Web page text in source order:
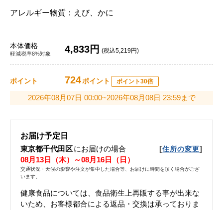
アレルギー物質：えび、かに
本体価格
軽減税率8%対象 4,833円 (税込5,219円)
ポイント 724ポイント ポイント30倍
2026年08月07日 00:00~2026年08月08日 23:59まで
お届け予定日
東京都千代田区にお届けの場合 [住所の変更]
08月13日（木）～08月16日（日）
交通状況・天候の影響や注文が集中した場合等、お届けに時間を頂く場合がござ
います。
健康食品については、食品衛生上再販する事が出来な
いため、お客様都合による返品・交換は承っておりま